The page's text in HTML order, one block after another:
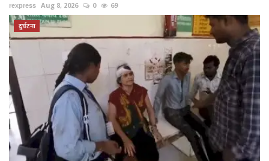
rexpress Aug 8, 2026 0 69
दुर्घटना